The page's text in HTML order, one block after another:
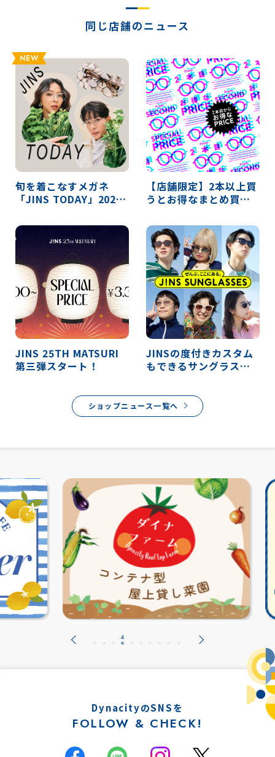
同じ店舗のニュース
NEW
旬を着こなすメガネ
「JINS TODAY」2026
【店舗限定】2本以上買
うとお得なまとめ買い
JINS 25TH MATSURI
第三弾スタート！
JINSの度付きカスタム
もできるサングラス新
ショップニュース一覧へ
DynacityのSNSを
FOLLOW & CHECK!